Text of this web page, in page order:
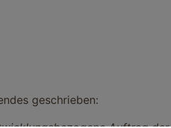
geschrieben: